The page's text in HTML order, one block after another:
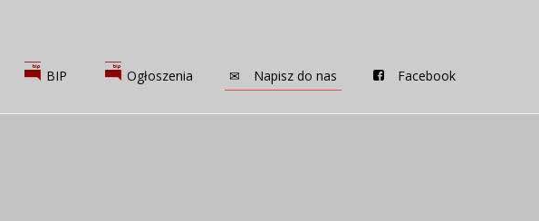
BIP Ogłoszenia Napisz do nas Facebook